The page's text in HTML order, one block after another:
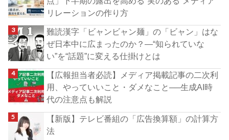
リレーションの作り方
難読漢字「ビャンビャン麺」の「ビャン」はな
ぜ日本中に広まったのか？―“知られていな
い”を“話題”に変える仕掛けとは
【広報担当者必読】メディア掲載記事の二次利
用、やっていいこと・ダメなこと──生成AI時
代の注意点も解説
【新版】テレビ番組の「広告換算額」の計算方
法